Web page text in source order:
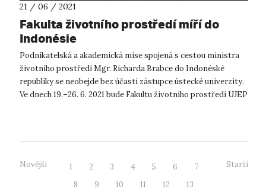
21 / 06 / 2021
Fakulta životního prostředí míří do
Indonésie
Podnikatelská a akademická mise spojená s cestou ministra
životního prostředí Mgr. Richarda Brabce do Indonéské
republiky se neobejde bez účasti zástupce ústecké univerzity.
Ve dnech 19.–26. 6. 2021 bude Fakultu životního prostředí UJEP
Novější 1 2 3 4 5 6
7
8
9 10 11 12
13
Starší